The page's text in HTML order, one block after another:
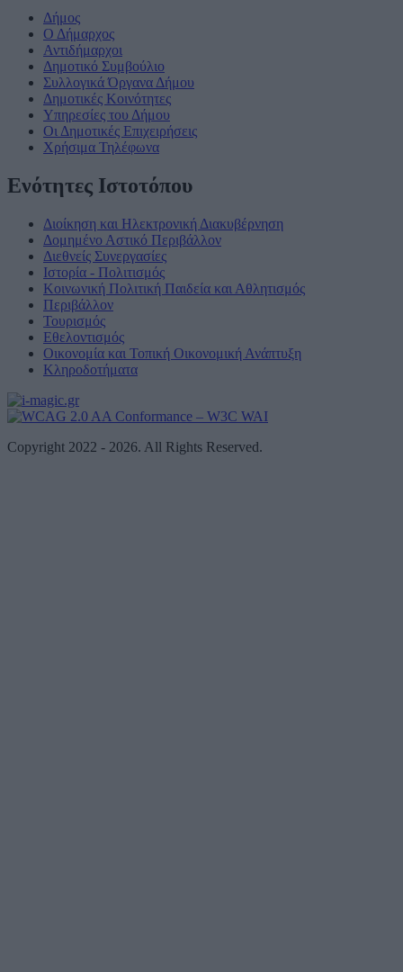
Δήμος
Ο Δήμαρχος
Αντιδήμαρχοι
Δημοτικό Συμβούλιο
Συλλογικά Όργανα Δήμου
Δημοτικές Κοινότητες
Υπηρεσίες του Δήμου
Οι Δημοτικές Επιχειρήσεις
Χρήσιμα Τηλέφωνα
Ενότητες Ιστοτόπου
Διοίκηση και Ηλεκτρονική Διακυβέρνηση
Δομημένο Αστικό Περιβάλλον
Διεθνείς Συνεργασίες
Ιστορία - Πολιτισμός
Κοινωνική Πολιτική Παιδεία και Αθλητισμός
Περιβάλλον
Τουρισμός
Εθελοντισμός
Οικονομία και Τοπική Οικονομική Ανάπτυξη
Κληροδοτήματα
Copyright 2022 - 2026. All Rights Reserved.